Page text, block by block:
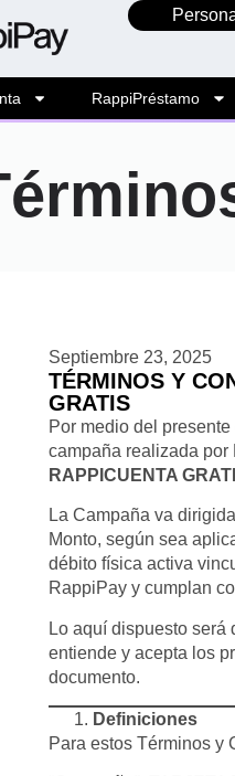
RappiPréstamo
Septiembre 23, 2025
TÉRMINOS Y
GRATIS
Por medio del
campaña realizada por
RAPPICUENTA
La Campaña va
Monto, según sea
débito física activa
RappiPay y cumplan
Lo aquí dispuesto
entiende y acepta los
documento.
Definiciones
Para estos Términos y